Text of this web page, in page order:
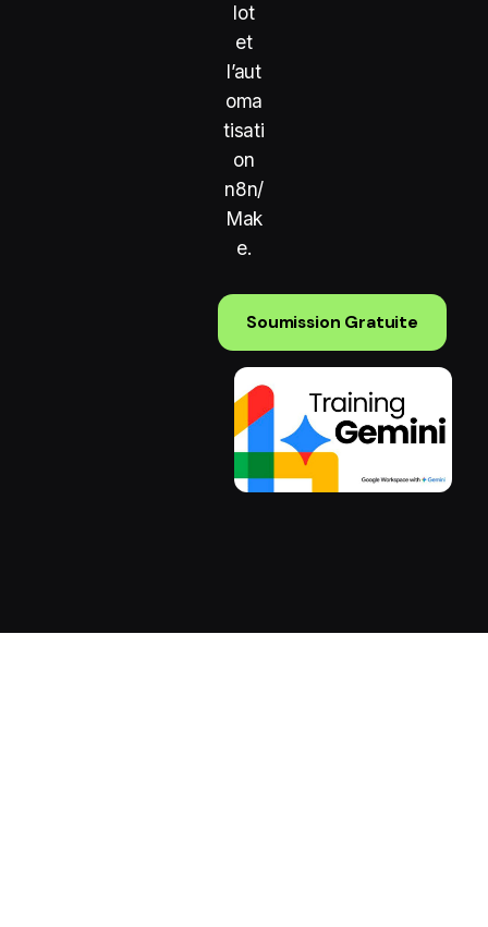
lot
et
l’aut
oma
tisati
on
n8n/
Mak
e.
Soumission Gratuite